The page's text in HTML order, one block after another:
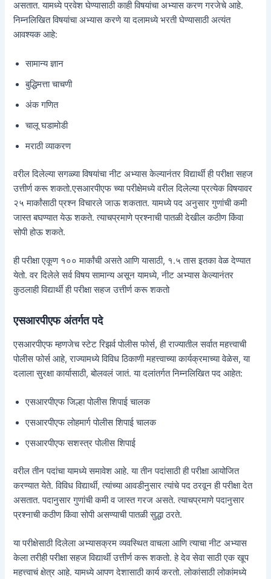
असतात. यामध्ये प्रवेश घेण्यासाठी काही विषयांचा अभ्यास करण गरजेचे आहे.
निम्नलिखित विषयांचा अभ्यास करणे या दलामध्ये भरती घेण्यासाठी अत्यंत
आवश्यक आहे:
सामान्य ज्ञान
बुद्धिमत्ता चाचणी
अंक गणित
चालू घडामोडी
मराठी व्याकरण
वरील दिलेल्या सगळ्या विषयांचा नीट अभ्यास केल्यानंतर विद्यार्थी ही परीक्षा सहज
उत्तीर्ण करू शकतो.एसआरपीएफ च्या परीक्षेमध्ये वरील दिलेल्या प्रत्येक विषयावर
२५ मार्कांसाठी प्रश्न विचारले जाऊ शकतात. यामध्ये पद अनुसार गुणांची कमी
जास्त बघण्यात येऊ शकते. त्याचप्रमाणे प्रश्नाची पातळी देखील कठीण किंवा
सोपी होऊ शकते.
ही परीक्षा एकूण १०० मार्कांची असते आणि यासाठी, १.५ तास इतका वेळ देण्यात
येतो. वर दिलेले सर्व विषय सामान्य असून यामध्ये, नीट अभ्यास केल्यानंतर
कुठलाही विद्यार्थी ही परीक्षा सहज उत्तीर्ण करू शकतो
एसआरपीएफ अंतर्गत पदे
एसआरपीएफ म्हणजेच स्टेट रिझर्व पोलीस फोर्स, ही राज्यातील सर्वात महत्त्वाची
पोलीस फोर्स आहे, राज्यामध्ये विविध ठिकाणी महत्त्वाच्या कार्यक्रमाच्या वेळेस, या
दलाला सुरक्षा कार्यासाठी, बोलवलं जातं. या दलांतर्गत निम्नलिखित पद आहेत:
एसआरपीएफ जिल्हा पोलीस शिपाई चालक
एसआरपीएफ लोहमार्ग पोलीस शिपाई चालक
एसआरपीएफ सशस्त्र पोलीस शिपाई
वरील तीन पदांचा यामध्ये समावेश आहे. या तीन पदांसाठी ही परीक्षा आयोजित
करण्यात येते. विविध विद्यार्थी, त्यांच्या आवडीनुसार त्यांचे पद ठरवून ही परीक्षा देत
असतात. पदानुसार गुणांची कमी व जास्त गरज असते. त्याचप्रमाणे पदानुसार
प्रश्नाची कठीण किंवा सोपी असण्याची पातळी सुद्धा ठरते.
या परीक्षेसाठी दिलेला अभ्यासक्रम व्यवस्थित वाचला आणि त्याचा नीट अभ्यास
केला तरीही परीक्षा सहज विद्यार्थी उत्तीर्ण करू शकतो. हे देव सेवा साठी एक खूप
महत्त्वाचं क्षेत्र आहे. यामध्ये आपण देशासाठी कार्य करतो. लोकांसाठी लोकांमध्ये